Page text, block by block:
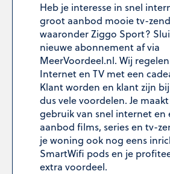
Heb je interesse in snel
groot aanbod mooie tv-
waaronderZiggo Sport?
nieuwe abonnement af via
MeerVoordeel.nl. Wij
Internet en TV met een
Klant worden en klant zijn
dus vele voordelen. Je
gebruik van snel internet en
aanbod films, series en tv-
je woning ook nog eens
SmartWifi pods en je
extra voordeel.